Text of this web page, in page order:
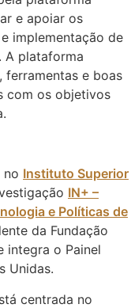
e apoiar os
implementação de
A plataforma
ferramentas e boas
com os objetivos
no Instituto Superior
IN+ –
e Políticas de
da Fundação
integra o Painel
Unidas.
centrada no